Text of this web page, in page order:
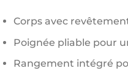
Corps avec
Poignée pliable pour
Rangement intégré